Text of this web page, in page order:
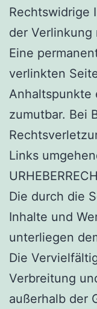
Rechtswidrige
der Verlinkung
Eine
verlinkten
Anhaltspunkte
zumutbar. Bei
Links
Die durch die
Inhalte und
unterliegen
Die
Verbreitung
außerhalb der